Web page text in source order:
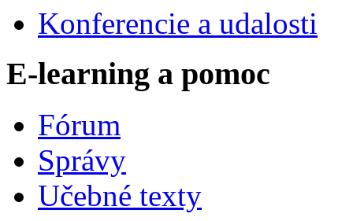
Konferencie a udalosti
E-learning a pomoc
Fórum
Správy
Učebné texty